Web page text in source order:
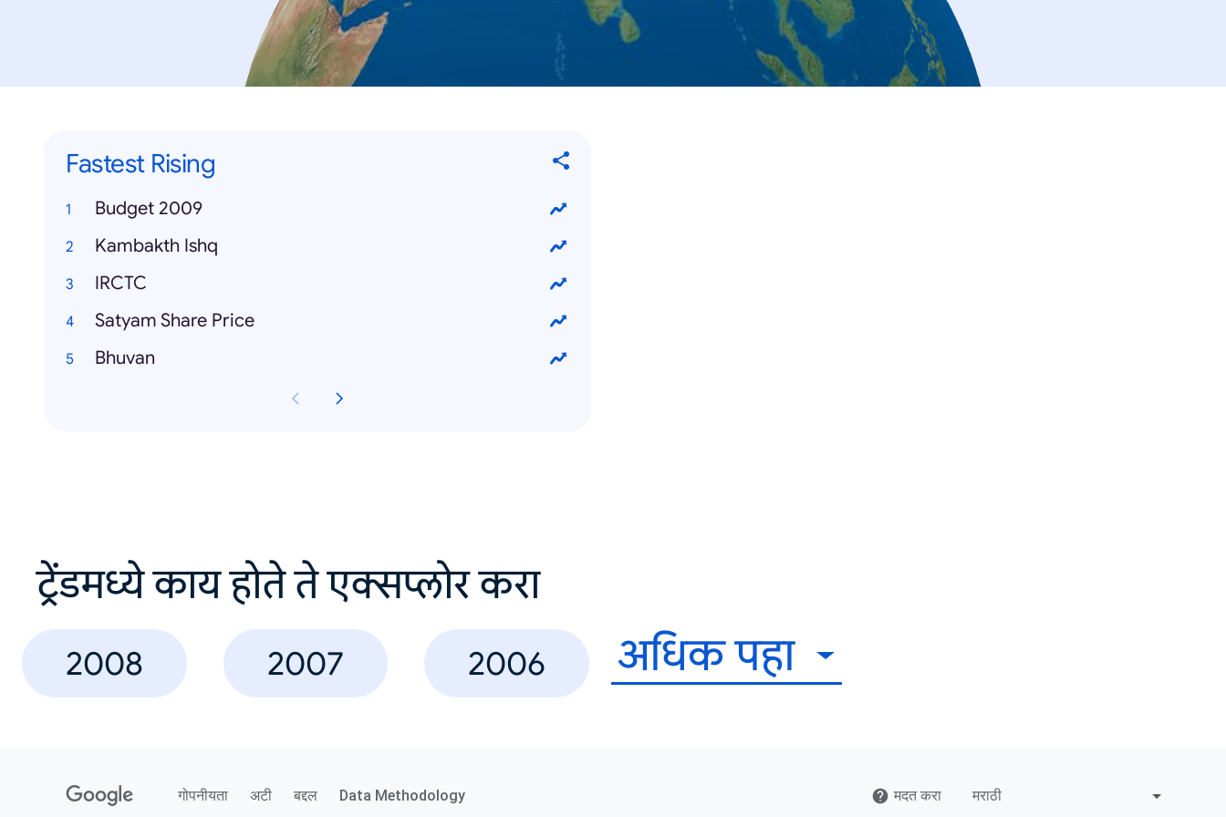
Fastest Rising
Budget 2009
Kambakth Ishq
IRCTC
Satyam Share Price
Bhuvan
ट्रेंडमध्ये काय होते ते एक्सप्लोर करा
2008 2007 2006 अधिक पहा
गोपनीयता अटी बद्दल Data Methodology मदत करा